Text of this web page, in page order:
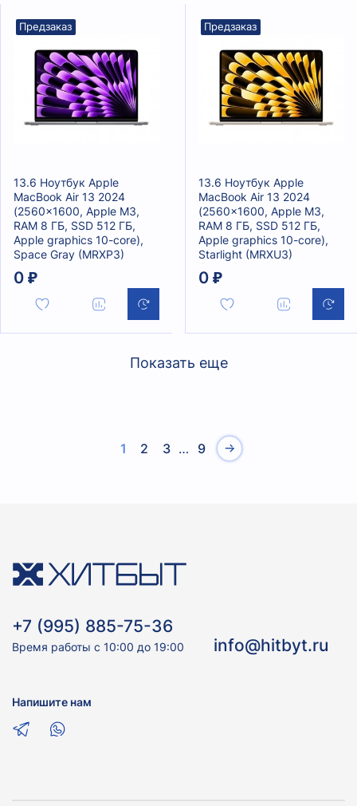
Предзаказ
13.6 Ноутбук Apple
MacBook Air 13 2024
(2560x1600, Apple M3,
RAM 8 ГБ, SSD 512 ГБ,
Apple graphics 10-core),
Space Gray (MRXP3)
0 ₽
Предзаказ
13.6 Ноутбук Apple
MacBook Air 13 2024
(2560x1600, Apple M3,
RAM 8 ГБ, SSD 512 ГБ,
Apple graphics 10-core),
Starlight (MRXU3)
0 ₽
Показать еще
1 2 3 … 9
+7 (995) 885-75-36
Время работы с 10:00 до 19:00 info@hitbyt.ru
Напишите нам